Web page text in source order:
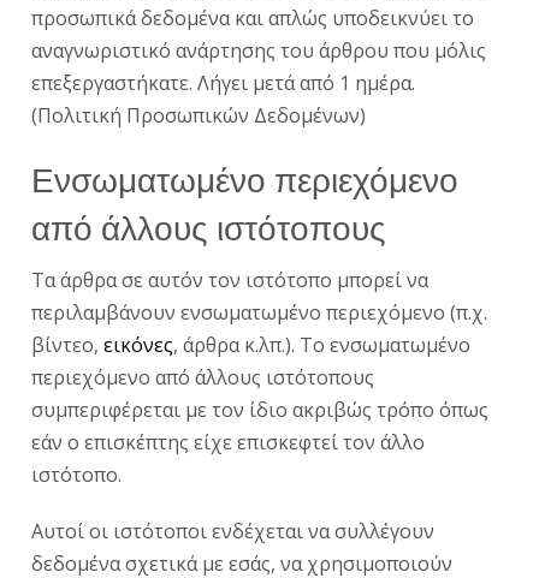
προσωπικά δεδομένα και απλώς υποδεικνύει το
αναγνωριστικό ανάρτησης του άρθρου που μόλις
επεξεργαστήκατε. Λήγει μετά από 1 ημέρα.
(Πολιτική Προσωπικών Δεδομένων)
Ενσωματωμένο περιεχόμενο
από άλλους ιστότοπους
Τα άρθρα σε αυτόν τον ιστότοπο μπορεί να
περιλαμβάνουν ενσωματωμένο περιεχόμενο (π.χ.
βίντεο,εικόνες, άρθρα κ.λπ.). Το ενσωματωμένο
περιεχόμενο από άλλους ιστότοπους
συμπεριφέρεται με τον ίδιο ακριβώς τρόπο όπως
εάν ο επισκέπτης είχε επισκεφτεί τον άλλο
ιστότοπο.
Αυτοί οι ιστότοποι ενδέχεται να συλλέγουν
δεδομένα σχετικά με εσάς, να χρησιμοποιούν